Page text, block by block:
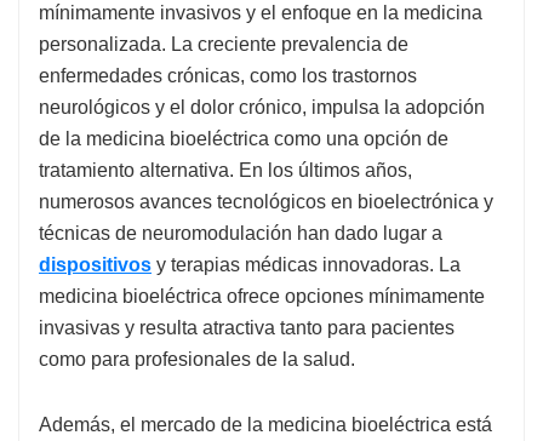
mínimamente invasivos y el enfoque en la medicina
personalizada. La creciente prevalencia de
enfermedades crónicas, como los trastornos
neurológicos y el dolor crónico, impulsa la adopción
de la medicina bioeléctrica como una opción de
tratamiento alternativa. En los últimos años,
numerosos avances tecnológicos en bioelectrónica y
técnicas de neuromodulación han dado lugar a
dispositivos y terapias médicas innovadoras. La
medicina bioeléctrica ofrece opciones mínimamente
invasivas y resulta atractiva tanto para pacientes
como para profesionales de la salud.
Además, el mercado de la medicina bioeléctrica está